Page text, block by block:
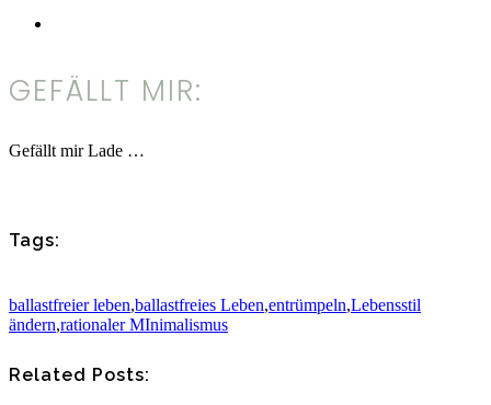
GEFÄLLT MIR:
Gefällt mir Lade …
Tags:
ballastfreier leben,ballastfreies Leben,entrümpeln,Lebensstil
ändern,rationaler MInimalismus
Related Posts: